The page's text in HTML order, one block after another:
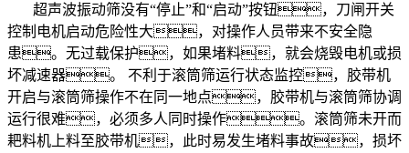
超声波振动筛没有“停止”和“启动”按钮，刀闸开关
控制电机启动危险性大，对操作人员带来不安全隐
患。无过载保护，如果堵料，就会烧毁电机或损
坏减速器。 不利于滚筒筛运行状态监控，胶带机
开启与滚筒筛操作不在同一地点，胶带机与滚筒筛协调
运行很难，必须多人同时操作。滚筒筛未开而
耙料机上料至胶带机，此时易发生堵料事故，损坏